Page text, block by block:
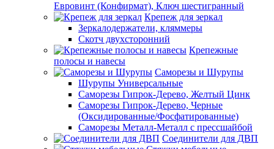
Евровинт (Конфирмат), Ключ шестигранный
Крепеж для зеркал
Зеркалодержатели, кляммеры
Скотч двухсторонний
Крепежные
полосы и навесы
Саморезы и Шурупы
Шурупы Универсальные
Саморезы Гипрок-Дерево, Желтый Цинк
Саморезы Гипрок-Дерево, Черные
(Оксидированные/Фосфатированные)
Саморезы Металл-Металл с прессшайбой
Соединители для ДВП